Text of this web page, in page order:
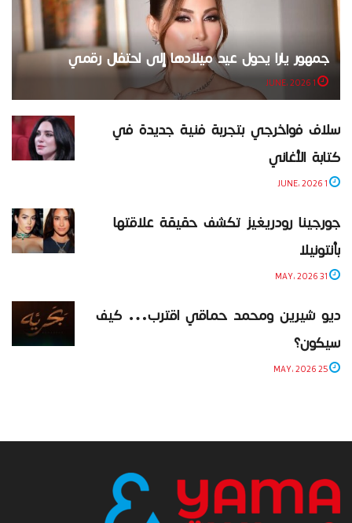
جمهور يارا يحول عيد ميلادها إلى احتفال رقمي
سلاف فواخرجي بتجربة فنية جديدة في
كتابة الأغاني
جورجينا رودريغيز تكشف حقيقة علاقتها
بأنتونيلا
ديو شيرين ومحمد حماقي اقترب… كيف
سيكون؟